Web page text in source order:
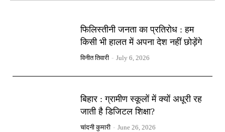
फिलिस्तीनी जनता का प्रतिरोध : हम
किसी भी हालत में अपना देश नहीं छोड़ेंगे
विनीत तिवारी - July 6, 2026
बिहार : ग्रामीण स्कूलों में क्यों अधूरी रह
जाती है डिजिटल शिक्षा?
चांदनी कुमारी - June 26, 2026